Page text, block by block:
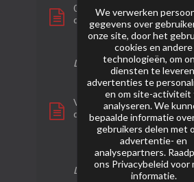
0426 - WCKD Warlord
door
Chac
2 reacties 52
Laatste bericht14-02-2024,
VC394 - Caïro Crackling
door Chac
reacties
170
Laatste bericht 14-02-2024,
We verwerken
gegevens over
onze site, door het
cookies en andere
technologieën, om
diensten te
advertenties te
en om site-activiteit
analyseren. We
bepaalde informatie
gebruikers delen met
advertentie- en
analysepartners.
ons Privacybeleid voor
informatie.